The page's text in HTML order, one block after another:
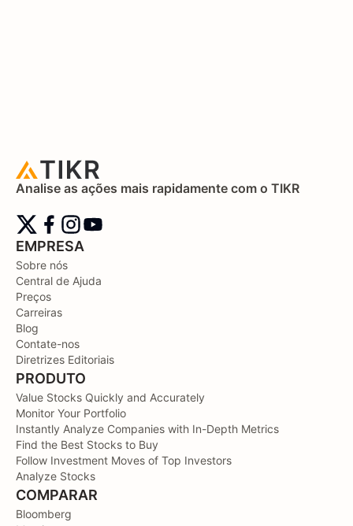
Analise as ações mais rapidamente com o TIKR
EMPRESA
Sobre nós
Central de Ajuda
Preços
Carreiras
Blog
Contate-nos
Diretrizes Editoriais
PRODUTO
Value Stocks Quickly and Accurately
Monitor Your Portfolio
Instantly Analyze Companies with In-Depth Metrics
Find the Best Stocks to Buy
Follow Investment Moves of Top Investors
Analyze Stocks
COMPARAR
Bloomberg